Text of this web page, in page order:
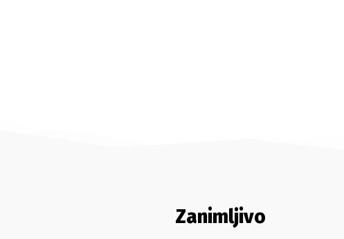
Zanimljivo